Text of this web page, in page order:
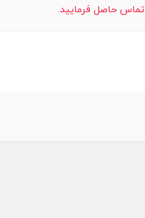
تماس حاصل فرمایید.